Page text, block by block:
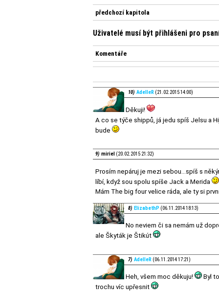
předchozí kapitola
Uživatelé musí být přihlášeni pro
Komentáře
10) AdelleR (21.02.2015 14:00)
Děkuji!
A co se týče shippů, já jedu spíš Jelsu a
bude
9) miriel (20.02.2015 21:32)
Prosím nepáruj je mezi sebou...spíš s
líbí, když sou spolu spíše Jack a Merida
Mám The big four velice ráda, ale ty si
8) ElizabethP (06.11.2014 18:13)
No neviem či sa nemám už
ale Škyták je Štikút
7) AdelleR (06.11.2014 17:21)
Heh, všem moc děkuju!
Byl
trochu víc upřesnit